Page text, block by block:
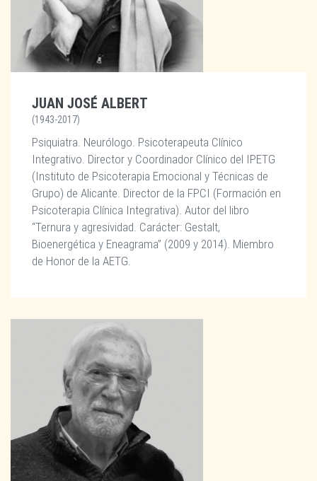
JUAN JOSÉ ALBERT
(1943-2017)
Psiquiatra. Neurólogo. Psicoterapeuta Clínico
Integrativo. Director y Coordinador Clínico del IPETG
(Instituto de Psicoterapia Emocional y Técnicas de
Grupo) de Alicante. Director de la FPCI (Formación en
Psicoterapia Clínica Integrativa). Autor del libro
“Ternura y agresividad. Carácter: Gestalt,
Bioenergética y Eneagrama” (2009 y 2014). Miembro
de Honor de la AETG.